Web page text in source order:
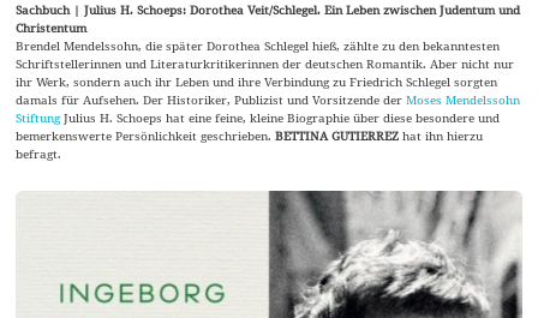
Sachbuch | Julius H. Schoeps: Dorothea Veit/Schlegel. Ein Leben zwischen Judentum und
Christentum
Brendel Mendelssohn, die später Dorothea Schlegel hieß, zählte zu den bekanntesten
Schriftstellerinnen und Literaturkritikerinnen der deutschen Romantik. Aber nicht nur
ihr Werk, sondern auch ihr Leben und ihre Verbindung zu Friedrich Schlegel sorgten
damals für Aufsehen. Der Historiker, Publizist und Vorsitzende derMoses Mendelssohn
StiftungJulius H. Schoeps hat eine feine, kleine Biographie über diese besondere und
bemerkenswerte Persönlichkeit geschrieben.BETTINA GUTIERREZ hat ihn hierzu
befragt.